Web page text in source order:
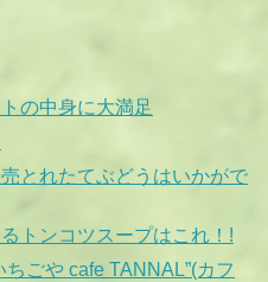
の中身に大満足
とれたてぶどうはいかがで
トンコツスープはこれ！!
ごや cafe TANNAL”(カフ